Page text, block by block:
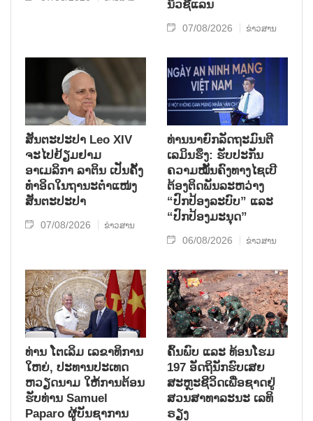
ນິວ​ຊີ​ແລນ
07/08/2026 ຂ່າວສານ
ສັນຕະປະປາ Leo XIV
ຈະໄປຢ້ຽມຢາມ
ອາເມລິກາ ລາຕິນ ເປັນຄັ້ງ
ທຳອິດໃນຖານະຕຳແໜ່ງ
ສັນຕະປະປາ
07/08/2026 ຂ່າວສານ
ທ່ານນາຍົກລັດຖະມົນຕີ
ເລມິນຮຶງ: ຮັບປະກັນ
ຄວາມໝັ້ນຄົງທາງໄຊເບີ
ຕ້ອງຕິດພັນລະຫວ່າງ
“ປົກປ້ອງລະບົບ” ແລະ
“ປົກປ້ອງມະນຸດ”
06/08/2026 ຂ່າວສານ
ທ່ານ ໂຕ​ເລິມ ເລ​ຂາ​ທິ​ການ​
ໃຫຍ່, ປະ​ທານ​ປະ​ເທດ ​
ຫວຽດ​ນາມ ໃຫ້​ການ​ຕ້ອນ​
ຮັບ​ທ່ານ Samuel
Paparo ຜູ້​ບັນ​ຊາ​ການ
ຄົ້ນ​ພົບ ແລະ ທ້ອນ​ໂຮມ
197 ອັດ​ຖິ​ນັກ​ຮົບ​ເສຍ​
ສະຫຼະ​ຊີ​ວິດ​ເພື່ອ​ຊາດ​ຢູ່​
ສວນ​ສາ​ທາ​ລະ​ນະ ເລ​ທິ​
ຣຽງ